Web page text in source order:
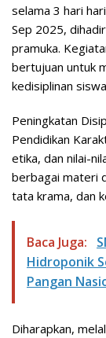
selama 3 hari
Sep 2025,
pramuka.
bertujuan untuk
kedisiplinan
Peningkatan
Pendidikan
etika, dan nilai-
berbagai materi
tata krama, dan
Baca Juga:
Hidroponik
Pangan
Diharapkan,